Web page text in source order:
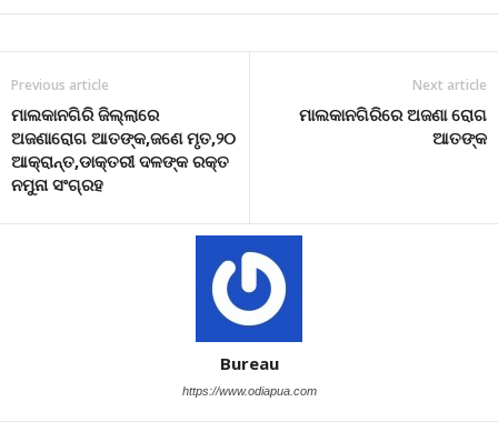
Previous article
ମାଲକାନଗିରି ଜିଲ୍ଲାରେ
ଅଜଣାରୋଗ ଆତଙ୍କ,ଜଣେ ମୃତ,୨୦
ଆକ୍ରାନ୍ତ,ଡାକ୍ତରୀ ଦଳଙ୍କ ରକ୍ତ
ନମୁନା ସଂଗ୍ରହ
Next article
ମାଲକାନଗିରିରେ ଅଜଣା ରୋଗ
ଆତଙ୍କ
Bureau
https://www.odiapua.com